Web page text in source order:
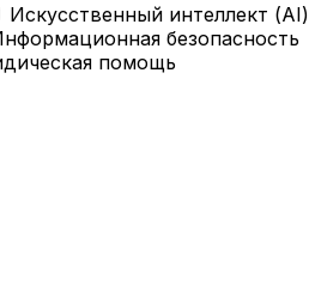
Искусственный интеллект (AI)
безопасность
помощь